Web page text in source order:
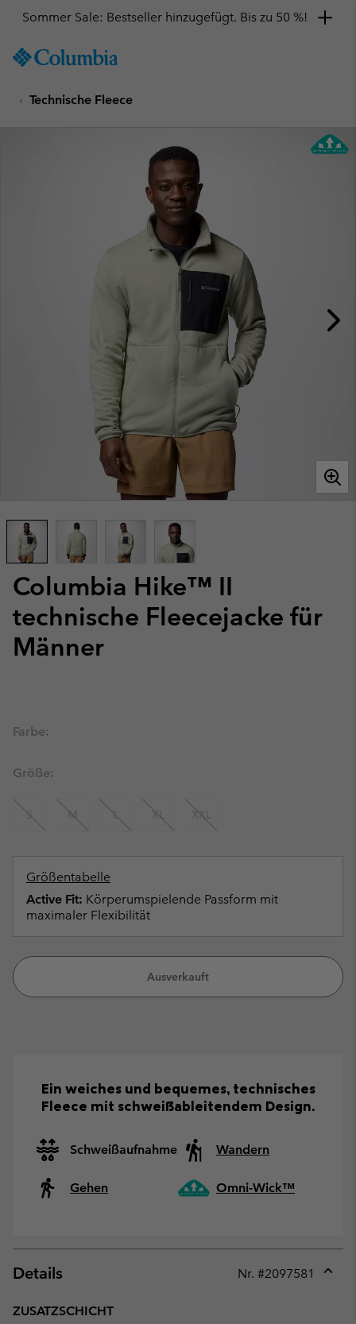
TO
SKIP
Sommer Sale: Bestseller hinzugefügt. Bis zu 50 %!
Technische Fleece
Columbia Hike™ II
technische Fleecejacke für
Männer
Farbe:
Größe:
S M L XL XXL
Größentabelle
Active Fit: Körperumspielende Passform mit
maximaler Flexibilität
Ausverkauft
Ein weiches und bequemes, technisches
Fleece mit schweißableitendem Design.
Schweißaufnahme Wandern
Gehen Omni-Wick™
Details Nr. #2097581
ZUSATZSCHICHT